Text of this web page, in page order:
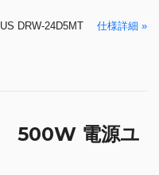
DRW-24D5MT 仕様詳細 »
500W 電源ユ